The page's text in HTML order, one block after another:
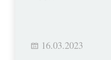
16.03.2023